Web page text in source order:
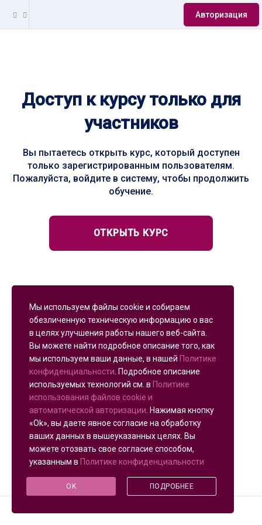
Авторизация
Доступ к курсу только для
участников
Вы пытаетесь открыть курс, который доступен
только зарегистрированным пользователям.
Пожалуйста, войдите в систему, чтобы продолжить
обучение.
ОТКРЫТЬ КУРС
Мы используем файлы cookie и собираем
обезличенную техническую информацию о вас
в целях улучшения работы нашего веб-сайта.
Вы можете найти подробное описание того, как
мы используем ваши данные, в нашей Политике
конфиденциальности . Подробное описание
используемых технологий см. в Политике
использования файлов cookie и
автоматической авторизации . Нажимая кнопку
«Ok», вы даете явное согласие на обработку
ваших данных в вышеуказанных целях. Вы
можете отозвать свое согласие способом,
указанным в Политике конфиденциальности
OK ПОДРОБНЕЕ